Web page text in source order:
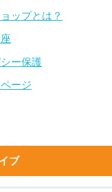
ップとは？
ー保護
ージ
ブ